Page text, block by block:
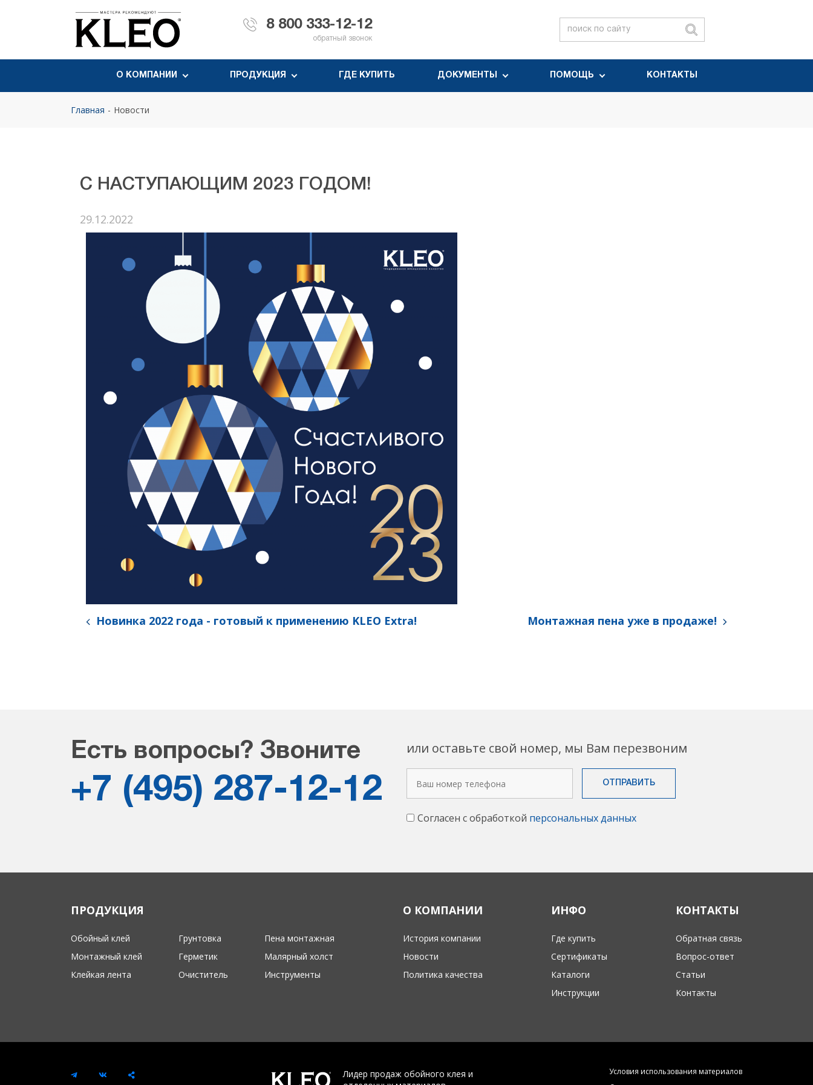
8 800 333-12-12
обратный звонок
О КОМПАНИИ ПРОДУКЦИЯ ГДЕ КУПИТЬ ДОКУМЕНТЫ ПОМОЩЬ КОНТАКТЫ
Главная Новости
С НАСТУПАЮЩИМ 2023 ГОДОМ!
29.12.2022
Новинка 2022 года - готовый к применению KLEO Extra! Монтажная пена уже в продаже!
Есть вопросы? Звоните
+7 (495) 287-12-12
или оставьте свой номер, мы Вам перезвоним
Согласен с обработкой персональных данных
ПРОДУКЦИЯ
Обойный клей
Монтажный клей
Клейкая лента
Грунтовка
Герметик
Очиститель
Пена монтажная
Малярный холст
Инструменты
О КОМПАНИИ
История компании
Новости
Политика качества
ИНФО
Где купить
Сертификаты
Каталоги
Инструкции
КОНТАКТЫ
Обратная связь
Вопрос-ответ
Статьи
Контакты
Лидер продаж обойного клея и
Условия использования материалов